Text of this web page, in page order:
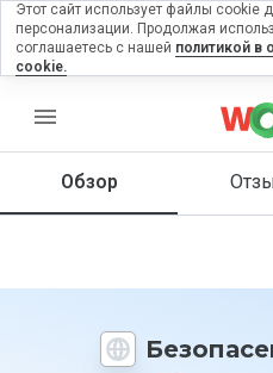
menu
Обзор
на
Как бы
этот
Этот сайт использует файлы cookie
персонализации. Продолжая
соглашаетесь с нашей политикой в
cookie.